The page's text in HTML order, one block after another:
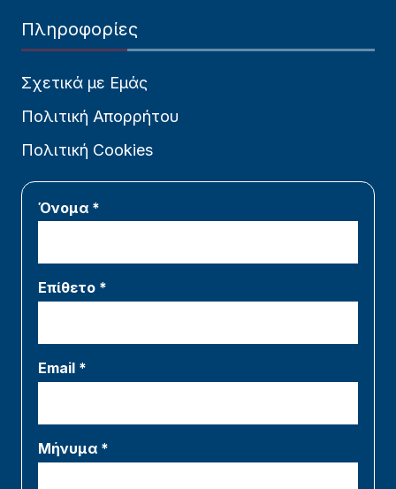
Πληροφορίες
Σχετικά με Εμάς
Πολιτική Απορρήτου
Πολιτική Cookies
Όνομα *
Επίθετο *
Email *
Μήνυμα *